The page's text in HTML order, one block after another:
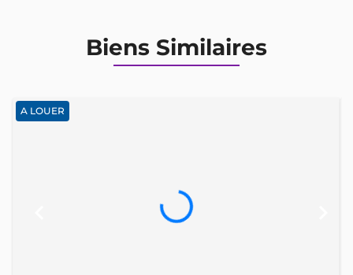
Biens Similaires
A LOUER